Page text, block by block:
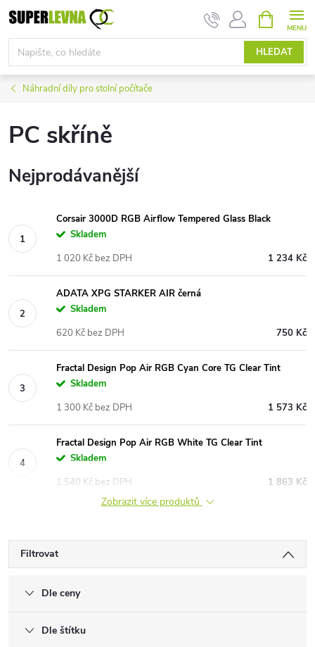
Přejít
na
obsah
HLEDAT
NÁKUPNÍ
KOŠÍK
Náhradní díly pro stolní počítače
PC skříně
Nejprodávanější
Corsair 3000D RGB Airflow Tempered Glass Black
Skladem
1 234 Kč
1 020 Kč bez DPH
ADATA XPG STARKER AIR černá
Skladem
750 Kč
620 Kč bez DPH
Fractal Design Pop Air RGB Cyan Core TG Clear Tint
Skladem
1 573 Kč
1 300 Kč bez DPH
Fractal Design Pop Air RGB White TG Clear Tint
Skladem
1 863 Kč
1 540 Kč bez DPH
Zobrazit více produktů
Filtrovat
Dle ceny
Dle štítku